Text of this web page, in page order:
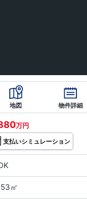
地図 物件詳細
万円
支払いシミュレーション
㎡